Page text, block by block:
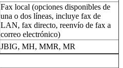
Fax local (opciones disponibles de
una o dos líneas, incluye fax de
LAN, fax directo, reenvío de fax a
correo electrónico)
JBIG, MH, MMR, MR